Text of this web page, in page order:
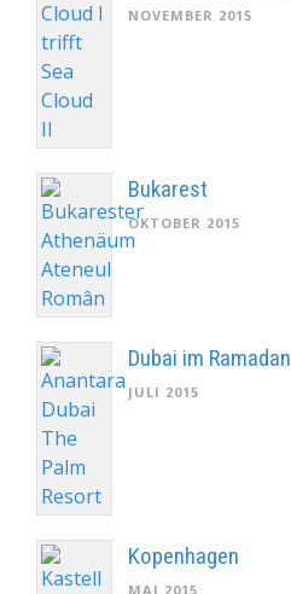
NOVEMBER 2015
Bukarest
OKTOBER 2015
Dubai im Ramadan
JULI 2015
Kopenhagen
MAI 2015